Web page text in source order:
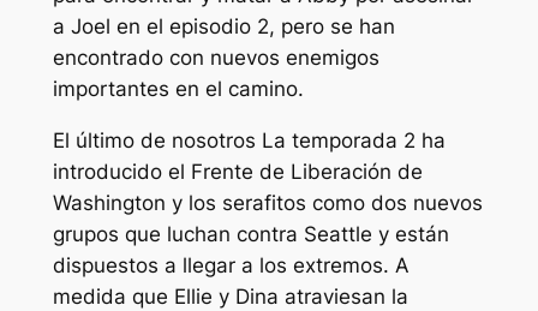
a Joel en el episodio 2, pero se han
encontrado con nuevos enemigos
importantes en el camino.
El último de nosotros La temporada 2 ha
introducido el Frente de Liberación de
Washington y los serafitos como dos nuevos
grupos que luchan contra Seattle y están
dispuestos a llegar a los extremos. A
medida que Ellie y Dina atraviesan la